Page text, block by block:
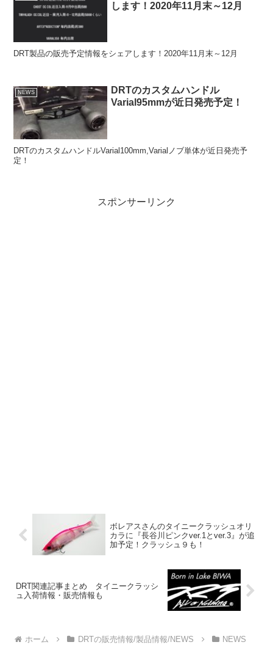
します！2020年11月末～12月
DRT製品の販売予定情報をシェアします！2020年11月末～12月
NEWS
DRTのカスタムハンドル
Varial95mmが近日発売予定！
DRTのカスタムハンドルVarial100mm,Varialノブ単体が近日発売予
定！
スポンサーリンク
ボレアスさんのタイニークラッシュオリ
カラに『長谷川ピンクver.1とver.3』が追
加予定！クラッシュ９も！
DRT関連記事まとめ タイニークラッシ
ュ入荷情報・販売情報も
ホーム DRTの販売情報/製品情報/NEWS NEWS